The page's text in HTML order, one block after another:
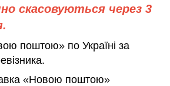
скасовуються через 3
поштою» по Україні за
«Новою поштою»